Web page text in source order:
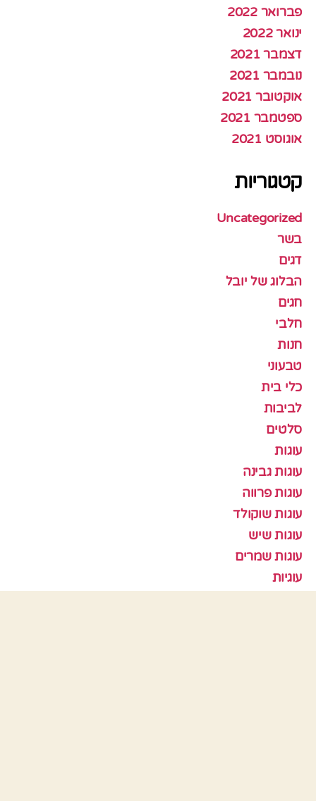
פברואר 2022
ינואר 2022
דצמבר 2021
נובמבר 2021
אוקטובר 2021
ספטמבר 2021
אוגוסט 2021
קטגוריות
Uncategorized
בשר
דגים
הבלוג של יובל
חגים
חלבי
חנות
טבעוני
כלי בית
לביבות
סלטים
עוגות
עוגות גבינה
עוגות פרווה
עוגות שוקולד
עוגות שיש
עוגות שמרים
עוגיות